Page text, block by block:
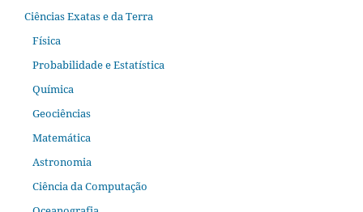
Ciências Exatas e da Terra
Física
Probabilidade e Estatística
Química
Geociências
Matemática
Astronomia
Ciência da Computação